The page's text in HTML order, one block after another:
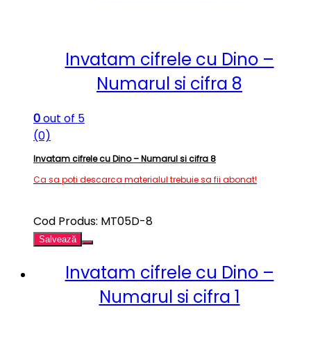
Invatam cifrele cu Dino –
Numarul si cifra 8
0out of 5
(0)
Invatam cifrele cu Dino – Numarul si cifra 8
Ca sa poti descarca materialul trebuie sa fii abonat!
Cod Produs: MT05D-8
Salvează
Invatam cifrele cu Dino –
Numarul si cifra 1